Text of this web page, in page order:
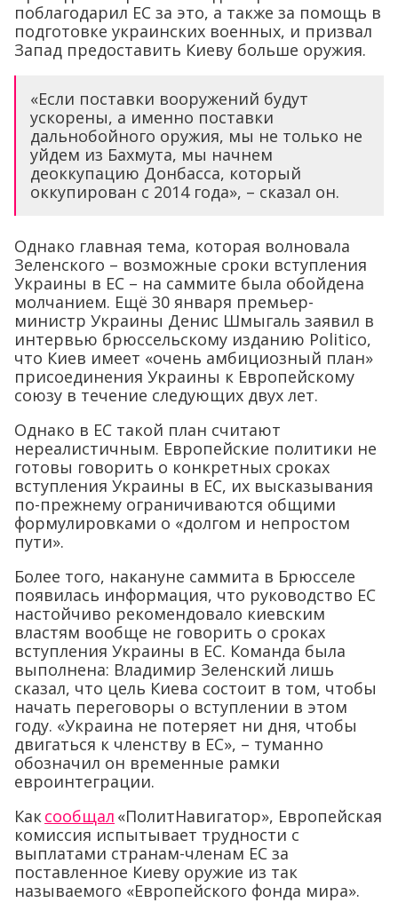
поблагодарил ЕС за это, а также за помощь в
подготовке украинских военных, и призвал
Запад предоставить Киеву больше оружия.
«Если поставки вооружений будут
ускорены, а именно поставки
дальнобойного оружия, мы не только не
уйдем из Бахмута, мы начнем
деоккупацию Донбасса, который
оккупирован с 2014 года», – сказал он.
Однако главная тема, которая волновала
Зеленского – возможные сроки вступления
Украины в ЕС – на саммите была обойдена
молчанием. Ещё 30 января премьер-
министр Украины Денис Шмыгаль заявил в
интервью брюссельскому изданию Politico,
что Киев имеет «очень амбициозный план»
присоединения Украины к Европейскому
союзу в течение следующих двух лет.
Однако в ЕС такой план считают
нереалистичным. Европейские политики не
готовы говорить о конкретных сроках
вступления Украины в ЕС, их высказывания
по-прежнему ограничиваются общими
формулировками о «долгом и непростом
пути».
Более того, накануне саммита в Брюсселе
появилась информация, что руководство ЕС
настойчиво рекомендовало киевским
властям вообще не говорить о сроках
вступления Украины в ЕС. Команда была
выполнена: Владимир Зеленский лишь
сказал, что цель Киева состоит в том, чтобы
начать переговоры о вступлении в этом
году. «Украина не потеряет ни дня, чтобы
двигаться к членству в ЕС», – туманно
обозначил он временные рамки
евроинтеграции.
Каксообщал «ПолитНавигатор», Европейская
комиссия испытывает трудности с
выплатами странам-членам ЕС за
поставленное Киеву оружие из так
называемого «Европейского фонда мира».